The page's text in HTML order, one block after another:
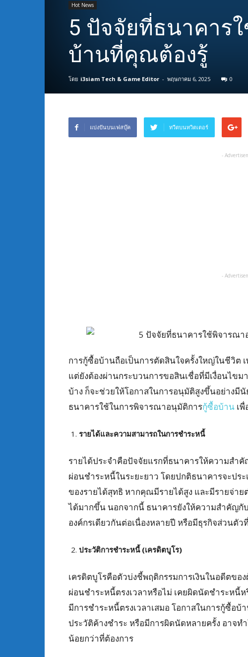
Hot News
5 ปัจจัยที่ธนาคาร
บ้านที่คุณต้องรู้
โดย i3siam Tech & Game Editor - พฤษภาคม 6, 2025 0
แบ่งปันบนเฟสบุ๊ค ทวีตบนทวิตเตอร์
-
-
การกู้ซื้อบ้านถือเป็นการตัดสินใจครั้งใหญ่ในชีวิต
แต่ยังต้องผ่านกระบวนการขอสินเชื่อที่มีเงื่อนไข
บ้าง ก็จะช่วยให้โอกาสในการอนุมัติสูงขึ้นอย่าง
ธนาคารใช้ในการพิจารณาอนุมัติการกู้ซื้อบ้าน เ
รายได้และความสามารถในการชำระหนี้
รายได้ประจำคือปัจจัยแรกที่ธนาคารให้ความสำ
ผ่อนชำระหนี้ในระยะยาว โดยปกติธนาคารจะปร
ของรายได้สุทธิ หากคุณมีรายได้สูง และมีรายจ่า
ได้มากขึ้น นอกจากนี้ ธนาคารยังให้ความสำคัญกั
องค์กรเดียวกันต่อเนื่องหลายปี หรือมีธุรกิจส่วนตัว
ประวัติการชำระหนี้ (เครดิตบูโร)
เครดิตบูโรคือตัวบ่งชี้พฤติกรรมการเงินในอดีตข
ผ่อนชำระหนี้ตรงเวลาหรือไม่ เคยผิดนัดชำระหนี้
มีการชำระหนี้ตรงเวลาเสมอ โอกาสในการกู้ซื้อ
ประวัติค้างชำระ หรือมีการผิดนัดหลายครั้ง อาจ
น้อยกว่าที่ต้องการ